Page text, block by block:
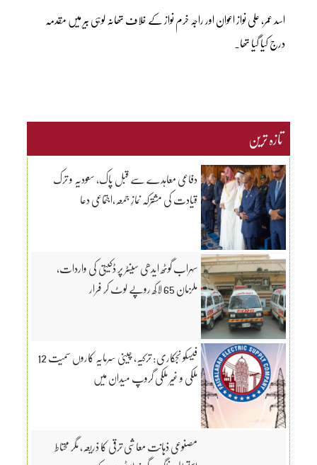
اسد عمر، علی نواز اعوان اور راجہ خرم نواز کے خلاف تھانہ لوہی بیر میں مقدمہ
درج کیا گیا تھا۔
تازہ ترین
دفاعی معاہدے سے قبل پاک، سعودیہ و ترک
قیادت کی مشترکہ نمازِ جمعہ،اجتماعی دعا
سہراب گوٹھ ایدھی سینٹر پر ڈکیتی کی واردات،
ملزمان 65 لاکھ روپے لوٹ کر فرار
فیسکو نجکاری: ترکیہ، چینی سرمایہ کاروں سمیت 12
ملکی و غیر ملکی گروپ میدان میں
مصنوعی ذہانت معاشی ترقی کا ذریعہ، مگر محتاط